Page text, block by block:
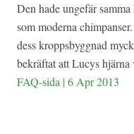
Den hade ungefär
som moderna
dess kroppsbyggnad
bekräftat att Lucys hjärna
FAQ-sida | 6 Apr 2013